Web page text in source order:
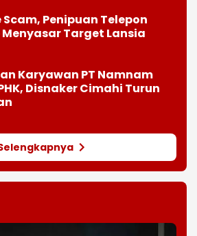
Scam, Penipuan Telepon
Menyasar Target Lansia
Karyawan PT Namnam
Disnaker Cimahi Turun